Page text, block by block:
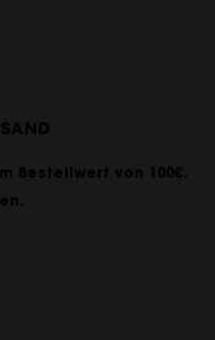
Bestellwert von 100€.